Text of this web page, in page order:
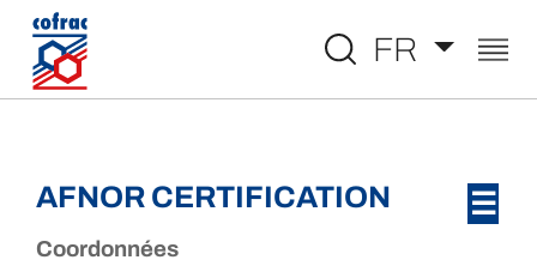
Aller au contenu
FR
AFNOR CERTIFICATION ☰
Coordonnées